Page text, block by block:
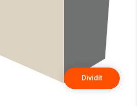
Dividit